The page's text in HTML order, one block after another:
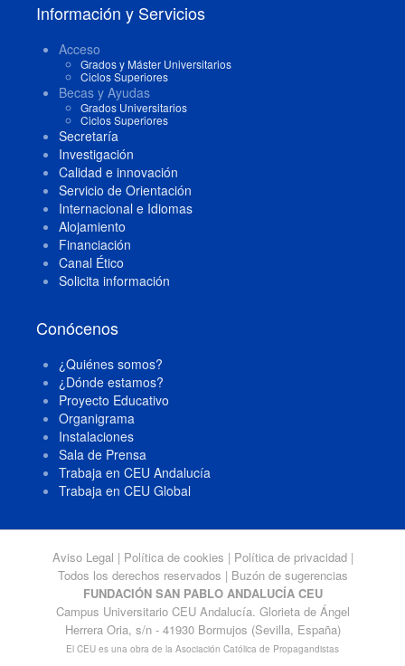
Información y Servicios
Acceso
Grados y Máster Universitarios
Ciclos Superiores
Becas y Ayudas
Grados Universitarios
Ciclos Superiores
Secretaría
Investigación
Calidad e innovación
Servicio de Orientación
Internacional e Idiomas
Alojamiento
Financiación
Canal Ético
Solicita información
Conócenos
¿Quiénes somos?
¿Dónde estamos?
Proyecto Educativo
Organigrama
Instalaciones
Sala de Prensa
Trabaja en CEU Andalucía
Trabaja en CEU Global
Aviso Legal | Política de cookies | Política de privacidad|
Todos los derechos reservados | Buzón de sugerencias
FUNDACIÓN SAN PABLO ANDALUCÍA CEU
Campus Universitario CEU Andalucía. Glorieta de Ángel
Herrera Oria, s/n - 41930 Bormujos (Sevilla, España)
El CEU es una obra de la Asociación Católica de Propagandistas